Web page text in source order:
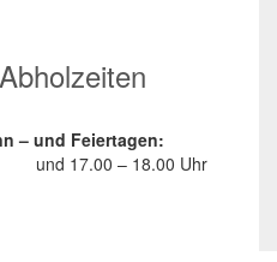
– und Feiertagen:
und 17.00 – 18.00 Uhr